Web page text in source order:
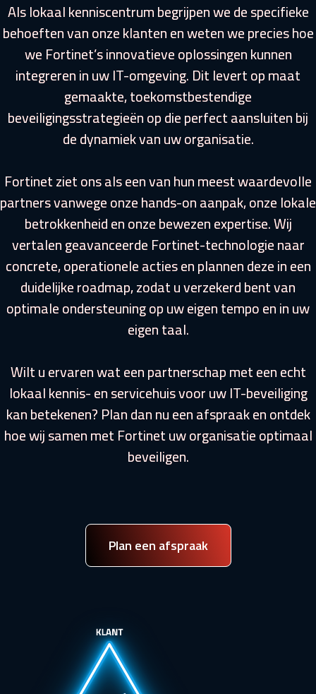
Als lokaal kenniscentrum begrijpen we de specifieke
behoeften van onze klanten en weten we precies hoe
we Fortinet’s innovatieve oplossingen kunnen
integreren in uw IT-omgeving. Dit levert op maat
gemaakte, toekomstbestendige
beveiligingsstrategieën op die perfect aansluiten bij
de dynamiek van uw organisatie.
Fortinet ziet ons als een van hun meest waardevolle
partners vanwege onze hands-on aanpak, onze lokale
betrokkenheid en onze bewezen expertise. Wij
vertalen geavanceerde Fortinet-technologie naar
concrete, operationele acties en plannen deze in een
duidelijke roadmap, zodat u verzekerd bent van
optimale ondersteuning op uw eigen tempo en in uw
eigen taal.
Wilt u ervaren wat een partnerschap met een echt
lokaal kennis- en servicehuis voor uw IT-beveiliging
kan betekenen? Plan dan nu een afspraak en ontdek
hoe wij samen met Fortinet uw organisatie optimaal
beveiligen.
Plan een afspraak